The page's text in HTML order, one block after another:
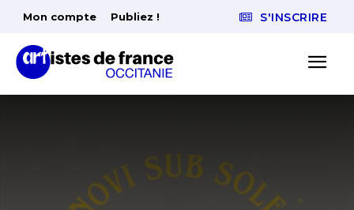
Mon compte Publiez ! S'INSCRIRE